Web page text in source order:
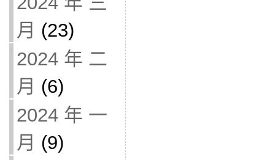
月 (23)
2024 年 二
月 (6)
2024 年 一
月 (9)